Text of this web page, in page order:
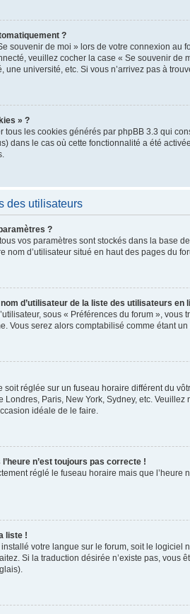
?
souvenir de moi » lors de votre connexion
veuillez cocher la case « Se souvenir
université, etc. Si vous n’arrivez pas à
» ?
tous les cookies générés par phpBB 3.3 qui
dans le cas où cette fonctionnalité a été
des utilisateurs
?
vos paramètres sont stockés dans la base
nom d’utilisateur situé en haut des pages du
d’utilisateur de la liste des utilisateurs en
sous « Préférences du forum »,
Vous serez alors comptabilisé comme étant un
soit réglée sur un fuseau horaire différent du
Paris, New York, Sydney, etc.
idéale de le faire.
n’est toujours pas correcte !
réglé le fuseau horaire mais que
liste !
votre langue sur le forum, soit le logiciel
Si la traduction désirée n’existe pas, vous